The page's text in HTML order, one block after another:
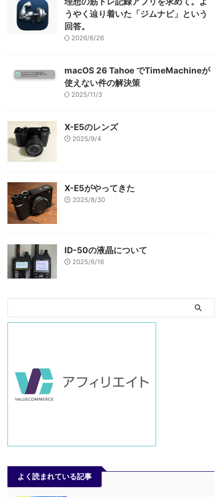
うやく辿り着いた「ジムナビ」という
回答。
2026/6/26
macOS 26 Tahoe でTimeMachineが
使えない件の解決策
2025/11/3
X-E5のレンズ
2025/9/4
X-E5がやってきた
2025/8/30
ID-50の液晶について
2025/6/16
よく読まれている記事